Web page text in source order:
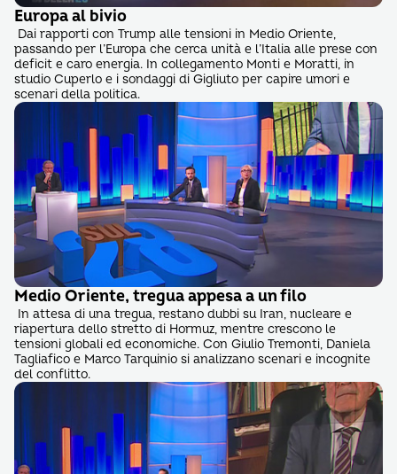
Europa al bivio
Dai rapporti con Trump alle tensioni in Medio Oriente,
passando per l’Europa che cerca unità e l’Italia alle prese con
deficit e caro energia. In collegamento Monti e Moratti, in
studio Cuperlo e i sondaggi di Gigliuto per capire umori e
scenari della politica.
Medio Oriente, tregua appesa a un filo
In attesa di una tregua, restano dubbi su Iran, nucleare e
riapertura dello stretto di Hormuz, mentre crescono le
tensioni globali ed economiche. Con Giulio Tremonti, Daniela
Tagliafico e Marco Tarquinio si analizzano scenari e incognite
del conflitto.